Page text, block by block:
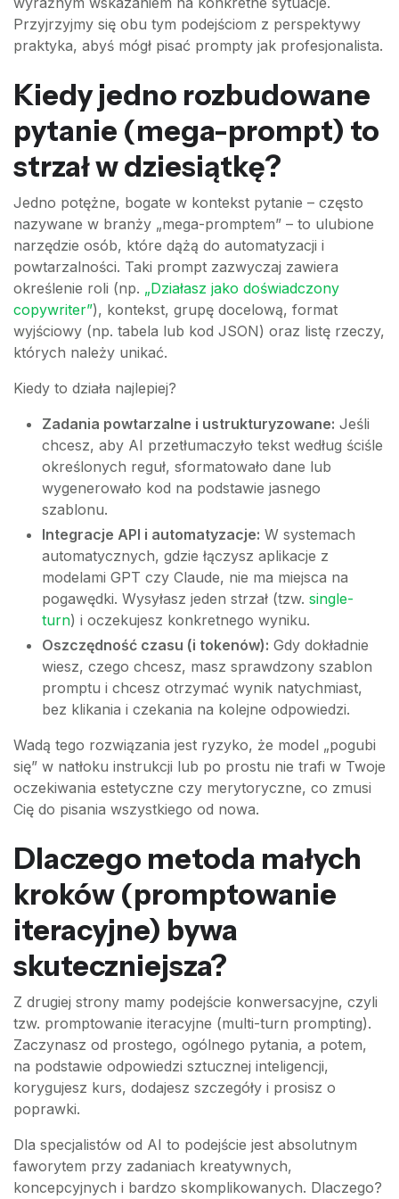
Przyjrzyjmy się obu tym podejściom z perspektywy
praktyka, abyś mógł pisać prompty jak profesjonalista.
Kiedy jedno rozbudowane
pytanie (mega-prompt) to
strzał w dziesiątkę?
Jedno potężne, bogate w kontekst pytanie – często
nazywane w branży „mega-promptem” – to ulubione
narzędzie osób, które dążą do automatyzacji i
powtarzalności. Taki prompt zazwyczaj zawiera
określenie roli (np. „Działasz jako doświadczony
copywriter”), kontekst, grupę docelową, format
wyjściowy (np. tabela lub kod JSON) oraz listę rzeczy,
których należy unikać.
Kiedy to działa najlepiej?
Zadania powtarzalne i ustrukturyzowane: Jeśli
chcesz, aby AI przetłumaczyło tekst według ściśle
określonych reguł, sformatowało dane lub
wygenerowało kod na podstawie jasnego
szablonu.
Integracje API i automatyzacje: W systemach
automatycznych, gdzie łączysz aplikacje z
modelami GPT czy Claude, nie ma miejsca na
pogawędki. Wysyłasz jeden strzał (tzw. single-
turn) i oczekujesz konkretnego wyniku.
Oszczędność czasu (i tokenów): Gdy dokładnie
wiesz, czego chcesz, masz sprawdzony szablon
promptu i chcesz otrzymać wynik natychmiast,
bez klikania i czekania na kolejne odpowiedzi.
Wadą tego rozwiązania jest ryzyko, że model „pogubi
się” w natłoku instrukcji lub po prostu nie trafi w Twoje
oczekiwania estetyczne czy merytoryczne, co zmusi
Cię do pisania wszystkiego od nowa.
Dlaczego metoda małych
kroków (promptowanie
iteracyjne) bywa
skuteczniejsza?
Z drugiej strony mamy podejście konwersacyjne, czyli
tzw. promptowanie iteracyjne (multi-turn prompting).
Zaczynasz od prostego, ogólnego pytania, a potem,
na podstawie odpowiedzi sztucznej inteligencji,
korygujesz kurs, dodajesz szczegóły i prosisz o
poprawki.
Dla specjalistów od AI to podejście jest absolutnym
faworytem przy zadaniach kreatywnych,
koncepcyjnych i bardzo skomplikowanych. Dlaczego?